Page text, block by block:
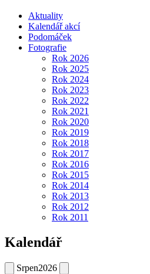
Aktuality
Kalendář akcí
Podomáček
Fotografie
Rok 2026
Rok 2025
Rok 2024
Rok 2023
Rok 2022
Rok 2021
Rok 2020
Rok 2019
Rok 2018
Rok 2017
Rok 2016
Rok 2015
Rok 2014
Rok 2013
Rok 2012
Rok 2011
Kalendář
Srpen2026